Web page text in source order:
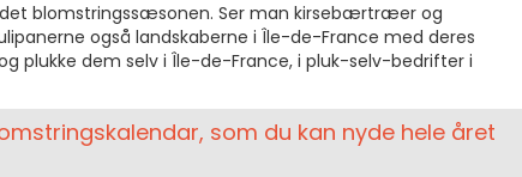
blomstringssæsonen. Ser man kirsebærtræer og
også landskaberne i Île-de-France med deres
plukke dem selv i Île-de-France, i pluk-selv-bedrifter i
som du kan nyde hele året